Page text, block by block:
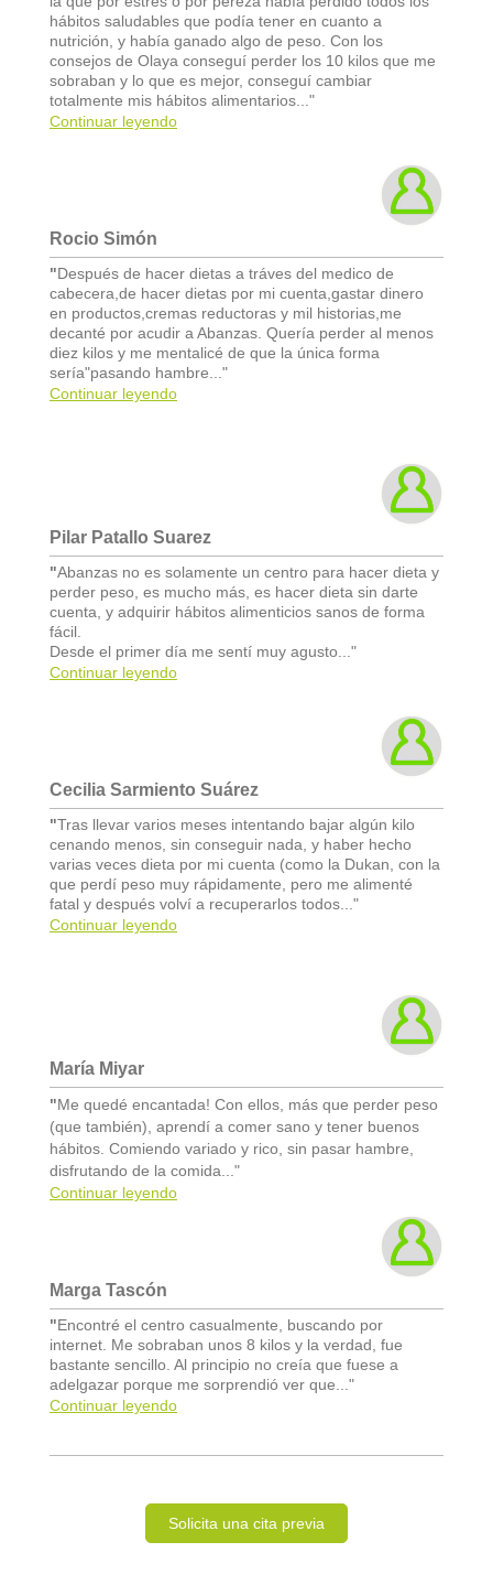
hábitos saludables que podía tener en cuanto a
nutrición, y había ganado algo de peso. Con los
consejos de Olaya conseguí perder los 10 kilos que me
sobraban y lo que es mejor, conseguí cambiar
totalmente mis hábitos alimentarios..."
Continuar leyendo
Rocio Simón
"Después de hacer dietas a tráves del medico de
cabecera,de hacer dietas por mi cuenta,gastar dinero
en productos,cremas reductoras y mil historias,me
decanté por acudir a Abanzas. Quería perder al menos
diez kilos y me mentalicé de que la única forma
sería"pasando hambre..."
Continuar leyendo
Pilar Patallo Suarez
"Abanzas no es solamente un centro para hacer dieta y
perder peso, es mucho más, es hacer dieta sin darte
cuenta, y adquirir hábitos alimenticios sanos de forma
fácil.
Desde el primer día me sentí muy agusto..."
Continuar leyendo
Cecilia Sarmiento Suárez
"Tras llevar varios meses intentando bajar algún kilo
cenando menos, sin conseguir nada, y haber hecho
varias veces dieta por mi cuenta (como la Dukan, con la
que perdí peso muy rápidamente, pero me alimenté
fatal y después volví a recuperarlos todos..."
Continuar leyendo
María Miyar
"Me quedé encantada! Con ellos, más que perder peso
(que también), aprendí a comer sano y tener buenos
hábitos. Comiendo variado y rico, sin pasar hambre,
disfrutando de la comida..."
Continuar leyendo
Marga Tascón
"Encontré el centro casualmente, buscando por
internet. Me sobraban unos 8 kilos y la verdad, fue
bastante sencillo. Al principio no creía que fuese a
adelgazar porque me sorprendió ver que..."
Continuar leyendo
Solicita una cita previa